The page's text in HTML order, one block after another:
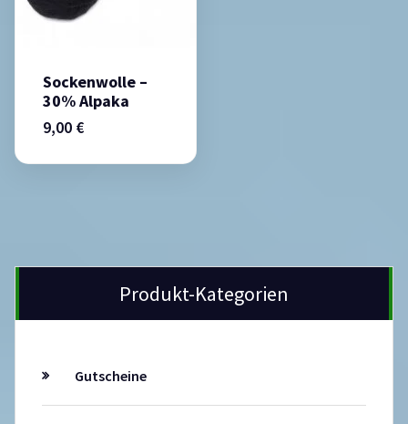
Sockenwolle –
30% Alpaka
9,00 €
Produkt-Kategorien
Gutscheine